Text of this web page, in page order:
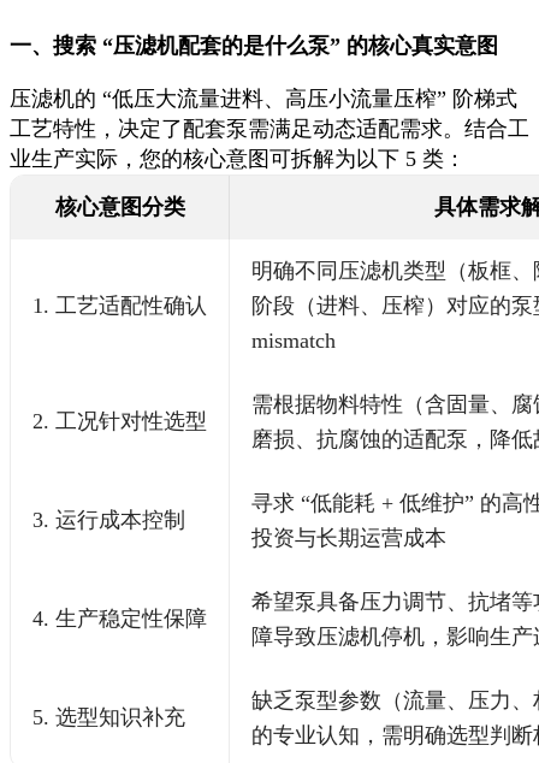
一、搜索 “压滤机配套的是什么泵” 的核心真实意图
压滤机的 “低压大流量进料、高压小流量压榨” 阶梯式
工艺特性，决定了配套泵需满足动态适配需求。结合工
业生产实际，您的核心意图可拆解为以下 5 类：
核心意图分类
具体需求
1. 工艺适配性确认
明确不同压滤机类型（板框
阶段（进料、压榨）对应的
mismatch
2. 工况针对性选型
需根据物料特性（含固量、
磨损、抗腐蚀的适配泵，降
3. 运行成本控制
寻求 “低能耗 + 低维护” 的高
投资与长期运营成本
4. 生产稳定性保障
希望泵具备压力调节、抗堵
障导致压滤机停机，影响生产
5. 选型知识补充
缺乏泵型参数（流量、压力
的专业认知，需明确选型判断